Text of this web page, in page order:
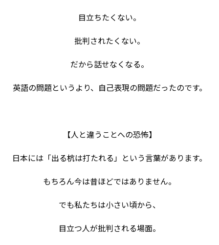
目立ちたくない。
批判されたくない。
だから話せなくなる。
英語の問題というより、自己表現の問題だったのです。
【人と違うことへの恐怖】
日本には「出る杭は打たれる」という言葉があります。
もちろん今は昔ほどではありません。
でも私たちは小さい頃から、
目立つ人が批判される場面。